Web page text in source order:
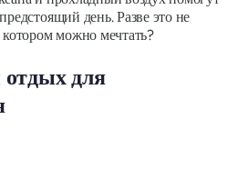
день. Разве это не
котором можно мечтать?
для